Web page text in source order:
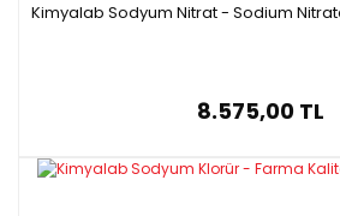
Kimyalab Sodyum Nitrat - Sodium
8.575,00 TL